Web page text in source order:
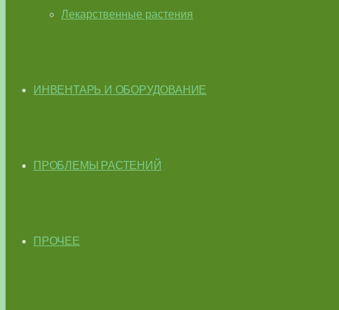
Лекарственные растения
ИНВЕНТАРЬ И ОБОРУДОВАНИЕ
ПРОБЛЕМЫ РАСТЕНИЙ
ПРОЧЕЕ